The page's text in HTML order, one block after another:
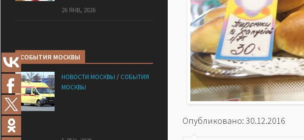
Опубликовано: 30.12.2016
26 ЯНВ, 2026
СОБЫТИЯ МОСКВЫ
НОВОСТИ МОСКВЫ / СОБЫТИЯ
МОСКВЫ